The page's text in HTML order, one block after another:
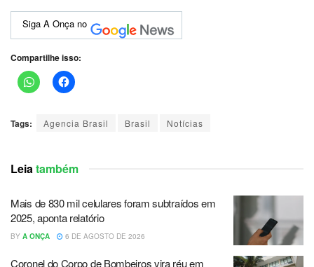
Siga A Onça no
Compartilhe isso:
Tags: Agencia Brasil Brasil Notícias
Leiatambém
Mais de 830 mil celulares foram subtraídos em
2025, aponta relatório
BY A ONÇA 6 DE AGOSTO DE 2026
Coronel do Corpo de Bombeiros vira réu em